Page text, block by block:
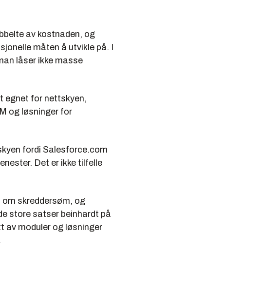
av kostnaden, og
måten å utvikle på. I
låser ikke masse
egnet for nettskyen,
og løsninger for
fordi Salesforce.com
Det er ikke tilfelle
om skreddersøm, og
store satser beinhardt på
av moduler og løsninger